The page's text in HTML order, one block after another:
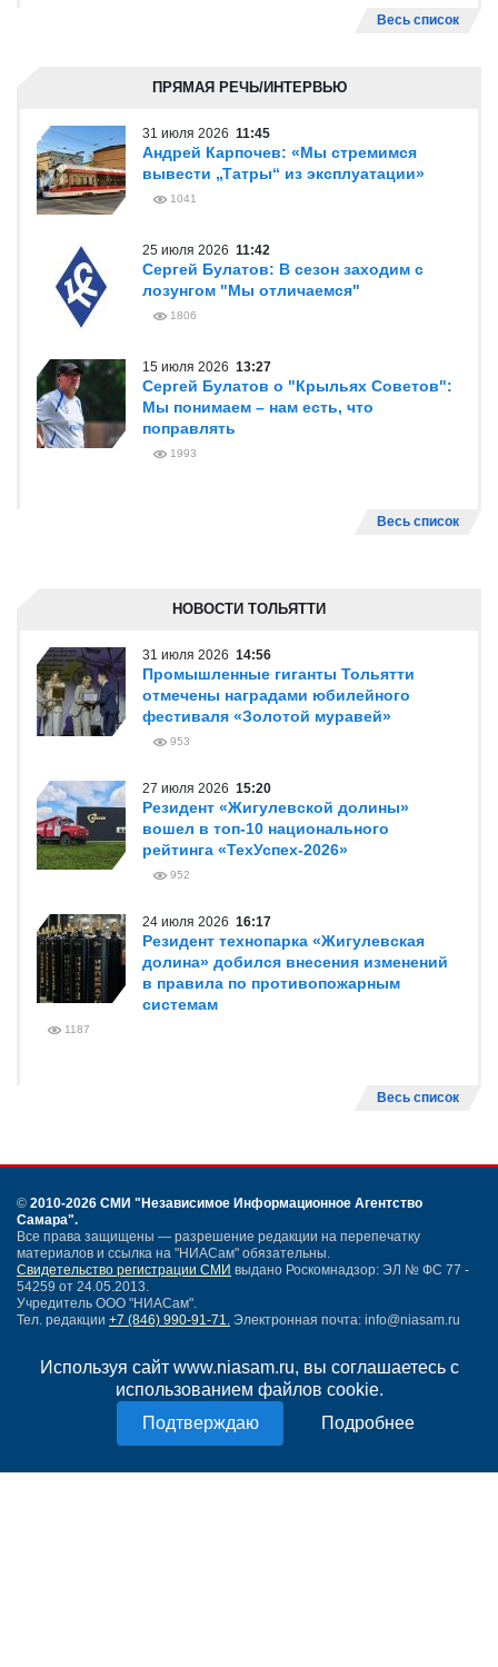
Используя сайт www.niasam.ru, вы соглашаетесь с
использованием файлов cookie.
Подробнее
Весь список
ПРЯМАЯ РЕЧЬ/ИНТЕРВЬЮ
31 июля 2026 11:45
Андрей Карпочев: «Мы стремимся
вывести „Татры“ из эксплуатации»
1041
25 июля 2026 11:42
Сергей Булатов: В сезон заходим с
лозунгом "Мы отличаемся"
1806
15 июля 2026 13:27
Сергей Булатов о "Крыльях Советов":
Мы понимаем – нам есть, что
поправлять
1993
Весь список
НОВОСТИ ТОЛЬЯТТИ
31 июля 2026 14:56
Промышленные гиганты Тольятти
отмечены наградами юбилейного
фестиваля «Золотой муравей»
953
27 июля 2026 15:20
Резидент «Жигулевской долины»
вошел в топ-10 национального
рейтинга «ТехУспех-2026»
952
24 июля 2026 16:17
Резидент технопарка «Жигулевская
долина» добился внесения изменений
в правила по противопожарным
системам
1187
Весь список
© 2010-2026 СМИ "Независимое Информационное Агентство
Самара".
Все права защищены — разрешение редакции на перепечатку
материалов и ссылка на "НИАСам" обязательны.
Свидетельство регистрации СМИ выдано Роскомнадзор: ЭЛ № ФС 77 -
54259 от 24.05.2013.
Учредитель ООО "НИАСам".
Тел. редакции +7 (846) 990-91-71. Электронная почта: info@niasam.ru
Карта сайта
Нашли ошибку?
Политика конфиденциальности
Согласие на обработку персональных данных